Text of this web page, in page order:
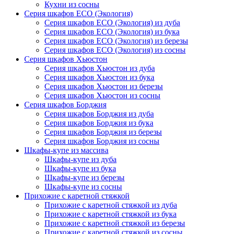
Кухни из сосны
Серия шкафов ECO (Экология)
Серия шкафов ECO (Экология) из дуба
Серия шкафов ECO (Экология) из бука
Серия шкафов ECO (Экология) из березы
Серия шкафов ECO (Экология) из сосны
Серия шкафов Хьюстон
Серия шкафов Хьюстон из дуба
Серия шкафов Хьюстон из бука
Серия шкафов Хьюстон из березы
Серия шкафов Хьюстон из сосны
Серия шкафов Борджия
Серия шкафов Борджия из дуба
Серия шкафов Борджия из бука
Серия шкафов Борджия из березы
Серия шкафов Борджия из сосны
Шкафы-купе из массива
Шкафы-купе из дуба
Шкафы-купе из бука
Шкафы-купе из березы
Шкафы-купе из сосны
Прихожие с каретной стяжкой
Прихожие с каретной стяжкой из дуба
Прихожие с каретной стяжкой из бука
Прихожие с каретной стяжкой из березы
Прихожие с каретной стяжкой из сосны